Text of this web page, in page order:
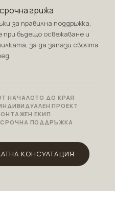
грижа
за правилна поддръжка,
бъдещо освежаване и
за да запази своята
НАЧАЛОТО ДО КРАЯ
ПРОЕКТ
ЕКИП
ПОДДРЪЖКА
КОНСУЛТАЦИЯ